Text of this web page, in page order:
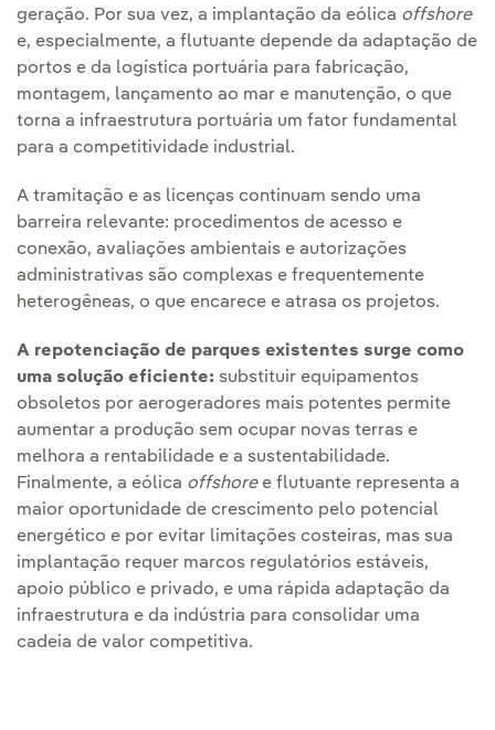
geração. Por sua vez, a implantação da eólica offshore
e, especialmente, a flutuante depende da adaptação de
portos e da logística portuária para fabricação,
montagem, lançamento ao mar e manutenção, o que
torna a infraestrutura portuária um fator fundamental
para a competitividade industrial.
A tramitação e as licenças continuam sendo uma
barreira relevante: procedimentos de acesso e
conexão, avaliações ambientais e autorizações
administrativas são complexas e frequentemente
heterogêneas, o que encarece e atrasa os projetos.
A repotenciação de parques existentes surge como
uma solução eficiente: substituir equipamentos
obsoletos por aerogeradores mais potentes permite
aumentar a produção sem ocupar novas terras e
melhora a rentabilidade e a sustentabilidade.
Finalmente, a eólica offshoree flutuante representa a
maior oportunidade de crescimento pelo potencial
energético e por evitar limitações costeiras, mas sua
implantação requer marcos regulatórios estáveis,
apoio público e privado, e uma rápida adaptação da
infraestrutura e da indústria para consolidar uma
cadeia de valor competitiva.